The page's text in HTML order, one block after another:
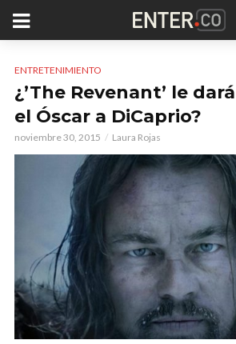
ENTRETENIMIENTO
¿’The Revenant’ le
el Óscar a DiCaprio?
noviembre 30, 2015 Laura Rojas